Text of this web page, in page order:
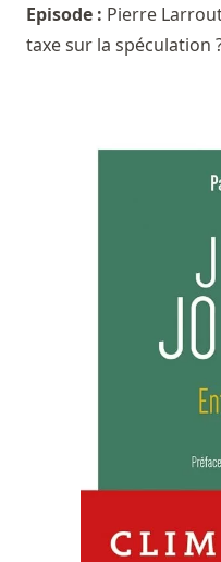
Episode : Pierre
taxe sur la spéculation